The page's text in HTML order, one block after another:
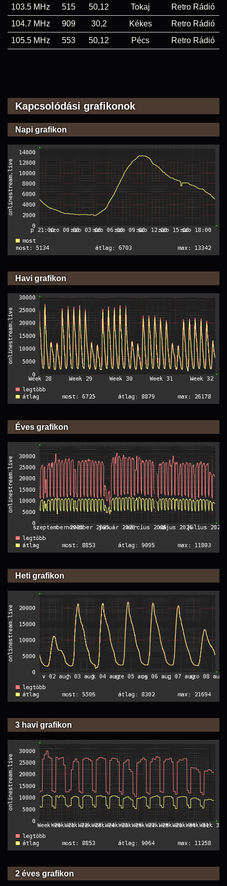
103.5 MHz 515 50,12 Tokaj
Retro Rádió
104.7 MHz
909 30,2 Kékes
Retro Rádió
105.5 MHz
553 50,12 Pécs Retro Rádió
Kapcsolódási grafikonok
Napi grafikon
Havi grafikon
Éves grafikon
Heti grafikon
3 havi grafikon
2 éves grafikon